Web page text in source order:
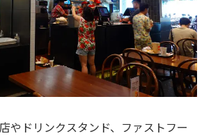
やドリンクスタンド、ファストフー